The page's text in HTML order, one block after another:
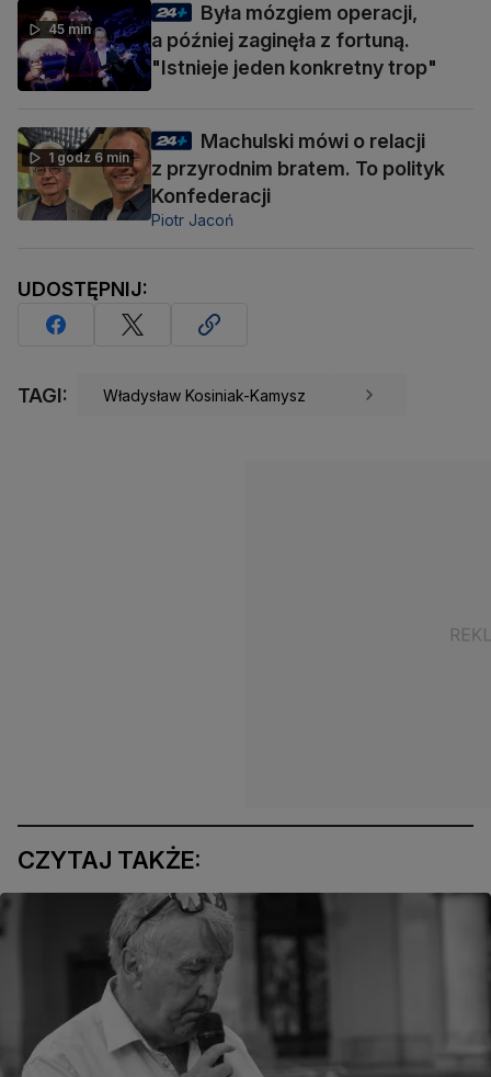
45 min
Była mózgiem operacji,
a później zaginęła z fortuną.
"Istnieje jeden konkretny trop"
1 godz 6 min
Machulski mówi o relacji
z przyrodnim bratem. To polityk
Konfederacji
Piotr Jacoń
UDOSTĘPNIJ:
TAGI: Władysław Kosiniak-Kamysz
CZYTAJ TAKŻE: